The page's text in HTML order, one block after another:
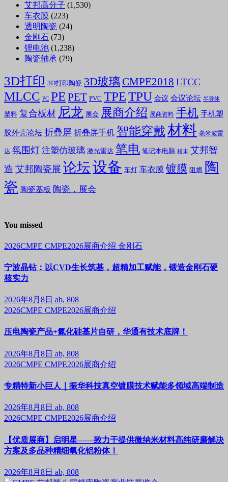
艾邦高分子 (1,530)
车衣膜 (223)
透明陶瓷 (24)
金刚石 (73)
锂电池 (1,238)
陶瓷轴承 (79)
3D打印 3D打印陶瓷 3D玻璃 CMPE2018 LTCC
MLCC PC PE PET PVC TPETPU 会议 会议论坛 半导体
塑料 复合板材 尼龙 展会 展商介绍 展商资料 手机 手机塑
胶外壳论坛 折叠屏 折叠屏手机 智能穿戴材料 毫米波雷
达 氛围灯 注塑仿玻璃 激光雷达 笔电 笔记本电脑 粉末 艾邦智
造 艾邦陶瓷展 论坛设备 车灯 车衣膜 镀膜 阻燃 陶
瓷 陶瓷基板 陶瓷，展会
You missed
2026CMPE CMPE2026展商介绍 金刚石
宁波晶钻：以CVD生长筑基，超精加工赋能，锻造金刚石硬
核实力
2026年8月8日 ab, 808
2026CMPE CMPE2026展商介绍
压电陶瓷产品+氮化硅基片自研，华通有技术底牌！
2026年8月8日 ab, 808
2026CMPE CMPE2026展商介绍
专精特新小巨人｜振华科技真空镀膜技术赋能多领域高端制造
2026年8月8日 ab, 808
2026CMPE CMPE2026展商介绍
【优质展商】启明星——致力于提供微纳米材料高纯研磨解决
方案及多品种精细氧化铝粉体！
2026年8月8日 ab, 808